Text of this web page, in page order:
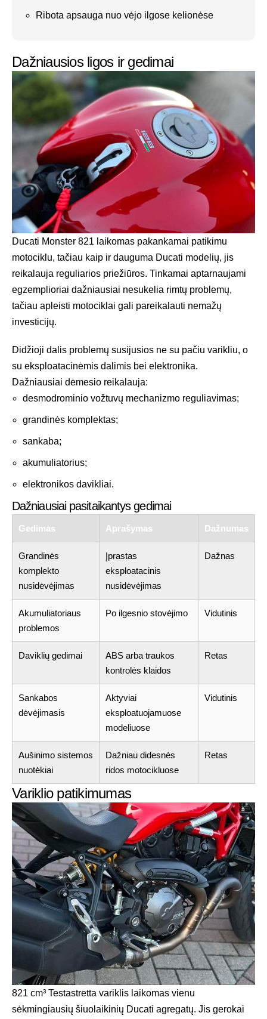
Ribota apsauga nuo vėjo ilgose kelionėse
Dažniausios ligos ir gedimai
Ducati Monster 821 laikomas pakankamai patikimu
motociklu, tačiau kaip ir dauguma Ducati modelių, jis
reikalauja reguliarios priežiūros. Tinkamai aptarnaujami
egzemplioriai dažniausiai nesukelia rimtų problemų,
tačiau apleisti motociklai gali pareikalauti nemažų
investicijų.
Didžioji dalis problemų susijusios ne su pačiu varikliu, o
su eksploatacinėmis dalimis bei elektronika.
Dažniausiai dėmesio reikalauja:
desmodrominio vožtuvų mechanizmo reguliavimas;
grandinės komplektas;
sankaba;
akumuliatorius;
elektronikos davikliai.
Dažniausiai pasitaikantys gedimai
Gedimas Aprašymas Dažnumas
Grandinės
komplekto
nusidėvėjimas
Įprastas
eksploatacinis
nusidėvėjimas
Dažnas
Akumuliatoriaus
problemos
Po ilgesnio stovėjimo Vidutinis
Daviklių gedimai
ABS arba traukos
kontrolės klaidos
Retas
Sankabos
dėvėjimasis
Aktyviai
eksploatuojamuose
modeliuose
Vidutinis
Aušinimo sistemos
nuotėkiai
Dažniau didesnės
ridos motocikluose
Retas
Variklio patikimumas
821 cm³ Testastretta variklis laikomas vienu
sėkmingiausių šiuolaikinių Ducati agregatų. Jis gerokai